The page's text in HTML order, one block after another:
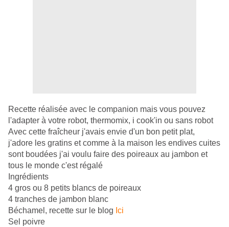
Recette réalisée avec le companion mais vous pouvez
l'adapter à votre robot, thermomix, i cook'in ou sans robot
Avec cette fraîcheur j'avais envie d'un bon petit plat,
j'adore les gratins et comme à la maison les endives cuites
sont boudées j'ai voulu faire des poireaux au jambon et
tous le monde c'est régalé
Ingrédients
4 gros ou 8 petits blancs de poireaux
4 tranches de jambon blanc
Béchamel, recette sur le blog Ici
Sel poivre